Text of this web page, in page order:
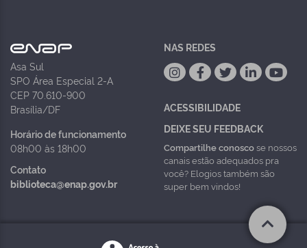
Asa Sul
SPO Área Especial 2-A
CEP 70.610-900
Brasília/DF
Horário de funcionamento
08h00 às 18h00
Contato
biblioteca@enap.gov.br
NAS REDES
ACESSIBILIDADE
DEIXE SEU FEEDBACK
Compartilhe conoscose nossos
canais estão adequados pra
você? Elogios também são
super bem vindos!